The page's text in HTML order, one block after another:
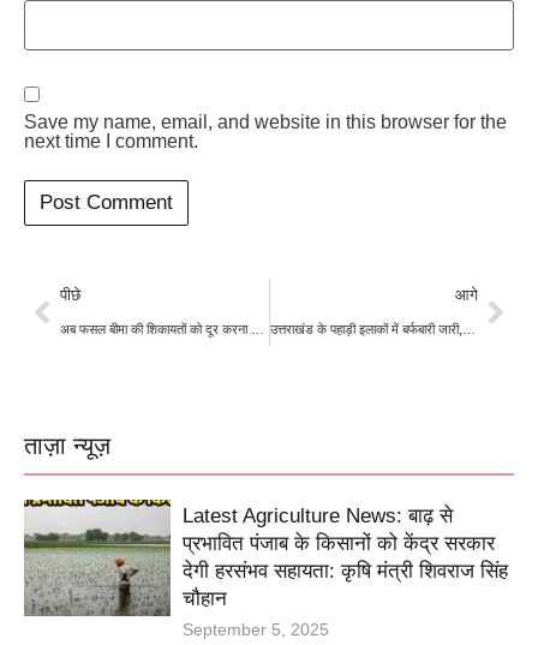
Save my name, email, and website in this browser for the
next time I comment.
पीछे आगे
ताज़ा न्यूज़
Latest Agriculture News: बाढ़ से
प्रभावित पंजाब के किसानों को केंद्र सरकार
देगी हरसंभव सहायता: कृषि मंत्री शिवराज सिंह
चौहान
September 5, 2025